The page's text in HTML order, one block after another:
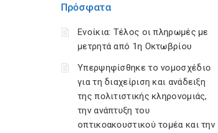
Πρόσφατα
Ενοίκια: Τέλος οι πληρωμές με
μετρητά από 1η Οκτωβρίου
Υπερψηφίσθηκε το νομοσχέδιο
για τη διαχείριση και ανάδειξη
της πολιτιστικής κληρονομιάς,
την ανάπτυξη του
οπτικοακουστικού τομέα και την